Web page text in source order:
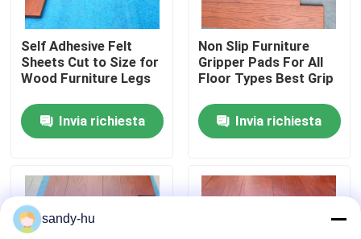
Contattaci
Notizie
Casi
protettore del pavimento
Protezione del pavimento
Self Adhesive Felt
Sheets Cut to Size for
Wood Furniture Legs
Invia richiesta
Non Slip Furniture
Gripper Pads For All
Floor Types Best Grip
Invia richiesta
sandy-hu